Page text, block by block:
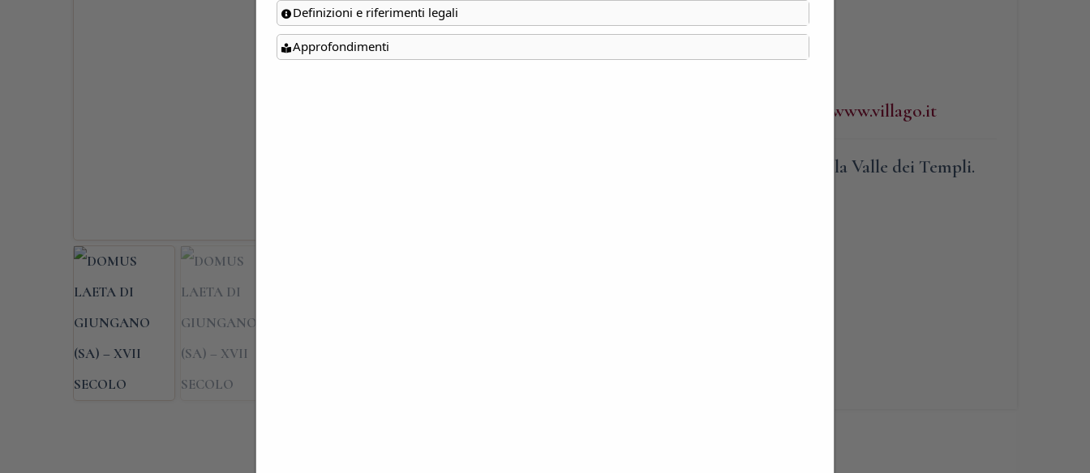
Giungano (Sa)View map
http://www.villago.it
Una meravigliosa dimora affacciata sulla Valle dei Templi.
Definizioni e riferimenti legali
Approfondimenti